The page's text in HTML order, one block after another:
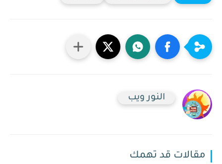
النور ويب
مقالات قد تهمك